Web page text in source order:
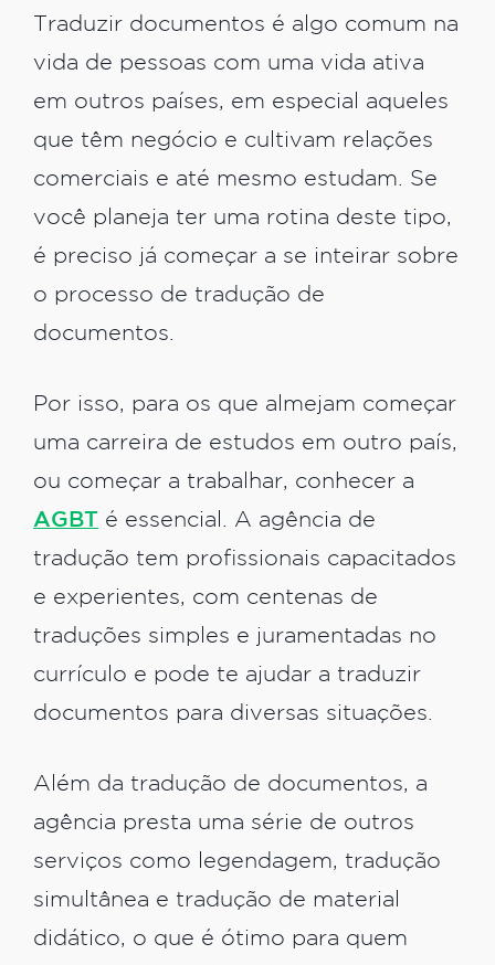
Traduzir documentos é algo comum na
vida de pessoas com uma vida ativa
em outros países, em especial aqueles
que têm negócio e cultivam relações
comerciais e até mesmo estudam. Se
você planeja ter uma rotina deste tipo,
é preciso já começar a se inteirar sobre
o processo de tradução de
documentos.
Por isso, para os que almejam começar
uma carreira de estudos em outro país,
ou começar a trabalhar, conhecer a
AGBT é essencial. A agência de
tradução tem profissionais capacitados
e experientes, com centenas de
traduções simples e juramentadas no
currículo e pode te ajudar a traduzir
documentos para diversas situações.
Além da tradução de documentos, a
agência presta uma série de outros
serviços como legendagem, tradução
simultânea e tradução de material
didático, o que é ótimo para quem